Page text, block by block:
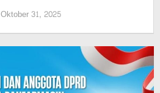
Oktober 31, 2025